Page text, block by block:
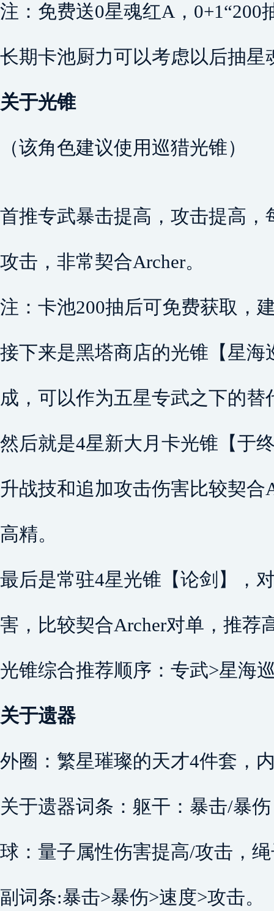
注：免费送0星魂红A，0+1“200
长期卡池厨力可以考虑以后抽星
关于光锥
（该角色建议使用巡猎光锥）
首推专武暴击提高，攻击提高
攻击，非常契合Archer。
注：卡池200抽后可免费获取，
接下来是黑塔商店的光锥【星
成，可以作为五星专武之下的替
然后就是4星新大月卡光锥【于
升战技和追加攻击伤害比较契合
高精。
最后是常驻4星光锥【论剑】，
害，比较契合Archer对单，推荐
光锥综合推荐顺序：专武>星海
关于遗器
外圈：繁星璀璨的天才4件套，
关于遗器词条：躯干：暴击/暴
球：量子属性伤害提高/攻击，
副词条:暴击>暴伤>速度>攻击。